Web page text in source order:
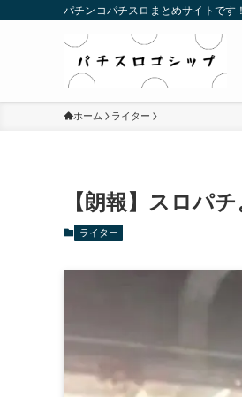
パチンコパチスロまとめサイトです
ホーム ライター
【朗報】スロパ
ライター